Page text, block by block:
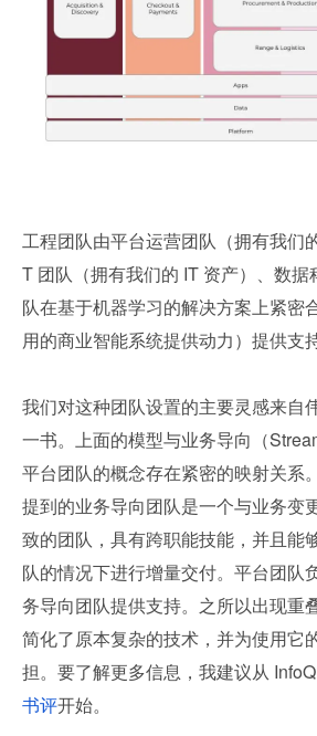
工程团队由平台运营团队（拥有我们
T 团队（拥有我们的 IT 资产）、数
队在基于机器学习的解决方案上紧密
用的商业智能系统提供动力）提供支持
我们对这种团队设置的主要灵感来自
一书。上面的模型与业务导向（
平台团队的概念存在紧密的映射关系
提到的业务导向团队是一个与业务变
致的团队，具有跨职能技能，并且能
队的情况下进行增量交付。平台团队
务导向团队提供支持。之所以出现重
简化了原本复杂的技术，并为使用它
担。要了解更多信息，我建议从
书评开始。